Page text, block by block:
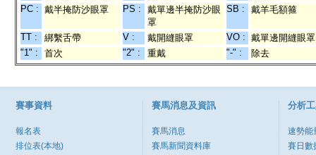
PC : 戴半掩防沙眼罩 PS :
戴單邊半掩防沙眼
罩
SB : 戴羊毛額箍
TT : 綁繫舌帶 V : 戴開縫眼罩 VO : 戴單邊開縫眼罩
"1" :
首次 "2" : 重戴 "-" : 除去
賽事資料
報名表
排位表(本地)
賽馬消息及資訊
賽馬消息
賽馬新聞資料庫
分析
速勢能
賽日數